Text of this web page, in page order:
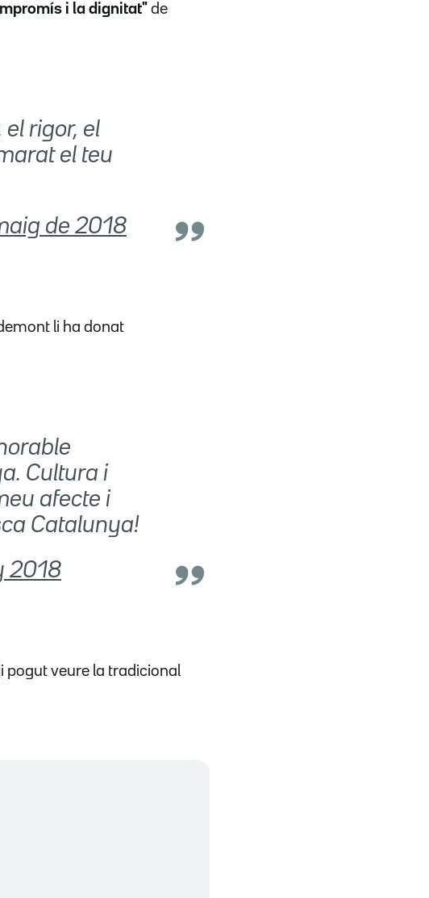
i la dignitat" de
el rigor, el
el teu
de 2018
li ha donat
Cultura i
afecte i
Catalunya!
2018
pogut veure la tradicional